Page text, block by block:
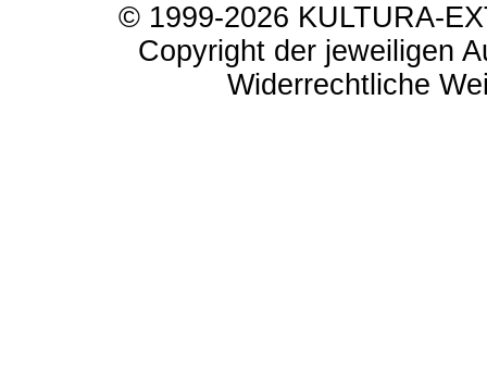
© 1999-2026 KULTURA-
Copyright der jeweiligen
Widerrechtliche